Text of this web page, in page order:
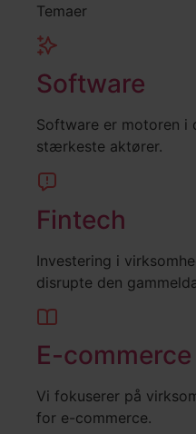
Temaer
Software
Software er motoren i
stærkeste aktører.
Fintech
Investering i
disrupte den
E-commerce
Vi fokuserer på
for e-commerce.